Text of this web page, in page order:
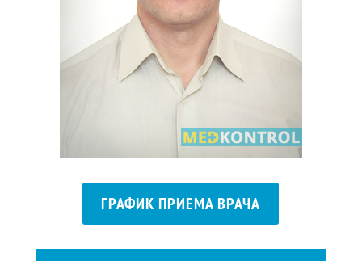
ГРАФИК ПРИЕМА ВРАЧА